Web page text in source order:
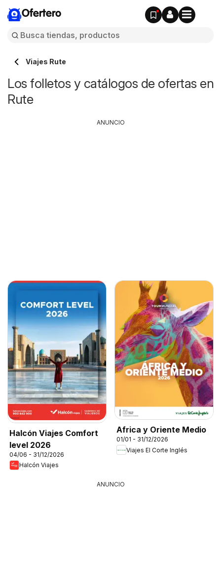
Ofertero
Viajes Rute
Los folletos y catálogos de ofertas en
Rute
Halcón Viajes Comfort
level 2026
04/06 - 31/12/2026
Halcón Viajes
Africa y Oriente Medio
01/01 - 31/12/2026
Viajes El Corte Inglés
ANUNCIO
ANUNCIO